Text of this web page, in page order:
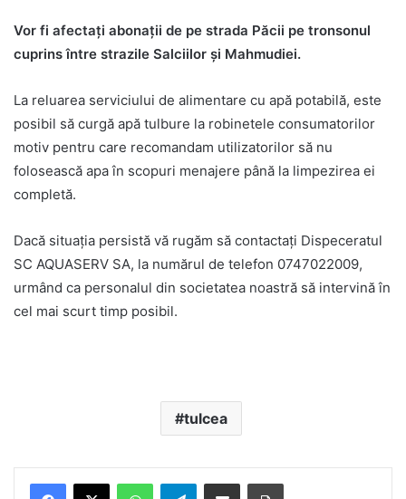
Vor fi afectați abonații de pe strada Păcii pe tronsonul
cuprins între strazile Salciilor și Mahmudiei.
La reluarea serviciului de alimentare cu apă potabilă, este
posibil să curgă apă tulbure la robinetele consumatorilor
motiv pentru care recomandam utilizatorilor să nu
folosească apa în scopuri menajere până la limpezirea ei
completă.
Dacă situaţia persistă vă rugăm să contactaţi Dispeceratul
SC AQUASERV SA, la numărul de telefon 0747022009,
urmând ca personalul din societatea noastră să intervină în
cel mai scurt timp posibil.
tulcea
Telegram